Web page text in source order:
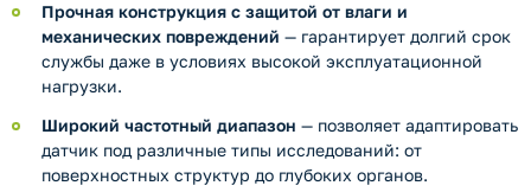
Прочная конструкция с защитой от влаги и
механических повреждений — гарантирует долгий срок
службы даже в условиях высокой эксплуатационной
нагрузки.
Широкий частотный диапазон — позволяет адаптировать
датчик под различные типы исследований: от
поверхностных структур до глубоких органов.